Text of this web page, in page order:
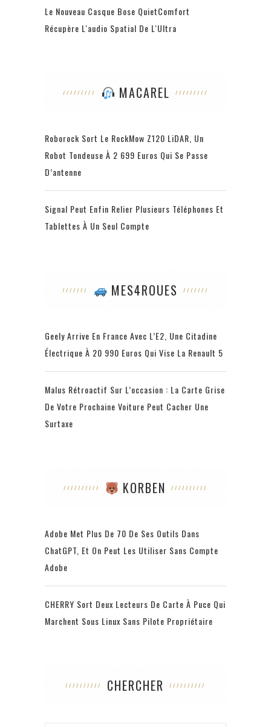
Le Nouveau Casque Bose QuietComfort
Récupère L'audio Spatial De L'Ultra
MACAREL
Roborock Sort Le RockMow Z120 LiDAR, Un
Robot Tondeuse À 2 699 Euros Qui Se Passe
D’antenne
Signal Peut Enfin Relier Plusieurs Téléphones Et
Tablettes À Un Seul Compte
MES4ROUES
Geely Arrive En France Avec L’E2, Une Citadine
Électrique À 20 990 Euros Qui Vise La Renault 5
Malus Rétroactif Sur L’occasion : La Carte Grise
De Votre Prochaine Voiture Peut Cacher Une
Surtaxe
KORBEN
Adobe Met Plus De 70 De Ses Outils Dans
ChatGPT, Et On Peut Les Utiliser Sans Compte
Adobe
CHERRY Sort Deux Lecteurs De Carte À Puce Qui
Marchent Sous Linux Sans Pilote Propriétaire
CHERCHER